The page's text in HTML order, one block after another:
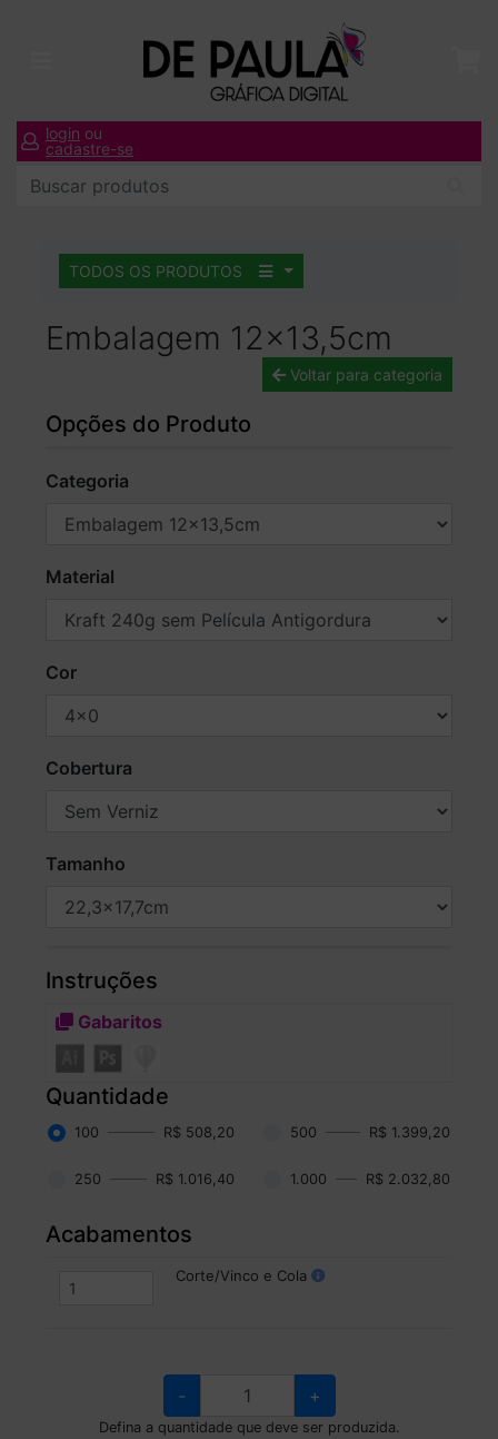
login ou
cadastre-se
TODOS OS PRODUTOS
Embalagem 12x13,5cm
Voltar para categoria
Opções do Produto
Categoria
Material
Cor
Cobertura
Tamanho
Instruções
Gabaritos
Quantidade
100 R$ 508,20 500 R$ 1.399,20
250 R$ 1.016,40 1.000 R$ 2.032,80
Acabamentos
Corte/Vinco e Cola
- +
Defina a quantidade que deve ser produzida.